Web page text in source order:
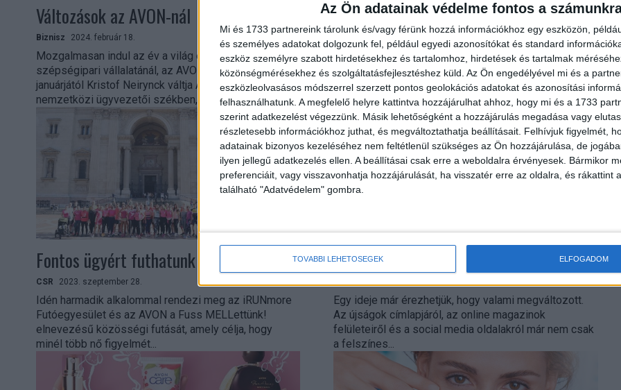
Az Ön adatainak védelme fontos a
Mi és 1733 partnereink tárolunk és/vagy férünk hozzá információkhoz egy eszközön,
és személyes adatokat dolgozunk fel, például egyedi azonosítókat és standard
eszköz személyre szabott hirdetésekhez és tartalomhoz, hirdetések és tartalmak
közönségmérésekhez és szolgáltatásfejlesztéshez küld. Az Ön engedélyével mi és a
eszközleolvasásos módszerrel szerzett pontos geolokációs adatokat és azonosítási
felhasználhatunk. A megfelelő helyre kattintva hozzájárulhat ahhoz, hogy mi és a 1733
szerint adatkezelést végezzünk. Másik lehetőségként a hozzájárulás megadása vagy
részletesebb információkhoz juthat, és megváltoztathatja beállításait. Felhívjuk figyelmét,
adatainak bizonyos kezeléséhez nem feltétlenül szükséges az Ön hozzájárulása, de
ilyen jellegű adatkezelés ellen. A beállításai csak erre a weboldalra érvényesek. Bármikor
preferenciáit, vagy visszavonhatja hozzájárulását, ha visszatér erre az oldalra, és rákattint
található "Adatvédelem" gombra.
TOVÁBBI LEHETŐSÉGEK ELFOGADOM
Változások az AVON-nál
Biznisz 2024. február 18.
Mozgalmasan indul az év a világ egyik vezető
szépségipari vállalatánál, az AVON-nál. 2024.
januárjától Kristof Neirynck váltja Angela Cretut a
nemzetközi ügyvezetői székben, aki...
Fontos díjjal tüntették ki az AVON-t
2023. december 5.
Az idén 137. születésnapját ünneplő globális
szépségmárka, az AVON évtizedek óta dolgozik
azért, hogy egy jobb világot teremtsen a nők számára,
amely így egy...
Fontos ügyért futhatunk a hétvégén
CSR 2023. szeptember 28.
Idén harmadik alkalommal rendezi meg az iRUNmore
Futóegyesület és az AVON a Fuss MELLettünk!
elnevezésű közösségi futását, amely célja, hogy
minél több nő figyelmét...
Így változtak a szépségideáljaink
Egy ideje már érezhetjük, hogy valami megváltozott.
Az újságok címlapjáról, az online magazinok
felületeiről és a social media oldalakról már nem csak
a felszínes...